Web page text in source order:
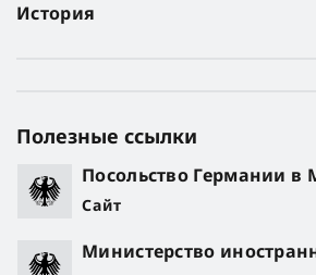
История
Полезные ссылки
Посольство Германии в
Сайт
Министерство